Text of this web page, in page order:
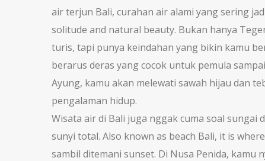
air terjun Bali, curahan air alami yang sering
solitude and natural beauty. Bukan hanya
turis, tapi punya keindahan yang bikin kamu
berarus deras yang cocok untuk pemula
Ayung, kamu akan melewati sawah hijau dan
pengalaman hidup.
Wisata air di Bali juga nggak cuma soal sungai
sunyi total. Also known as beach Bali, it is
sambil ditemani sunset. Di Nusa Penida,